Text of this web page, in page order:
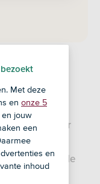
twaalf
Het
aan
spreidt over
een goede
Met deze
en onze 5
en jouw
een
en
inhoud